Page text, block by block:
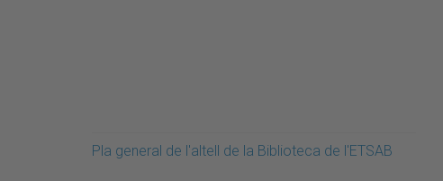
Pla general de l'altell de la Biblioteca de l'ETSAB